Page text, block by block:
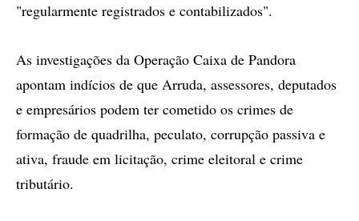
"regularmente registrados e contabilizados".
As investigações da Operação Caixa de Pandora
apontam indícios de que Arruda, assessores, deputados
e empresários podem ter cometido os crimes de
formação de quadrilha, peculato, corrupção passiva e
ativa, fraude em licitação, crime eleitoral e crime
tributário.